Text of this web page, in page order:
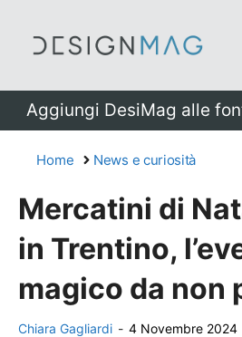
Aggiungi DesiMag alle
Home News e curiosità
Mercatini di
in Trentino,
magico da non
Chiara Gagliardi - 4 Novembre 2024